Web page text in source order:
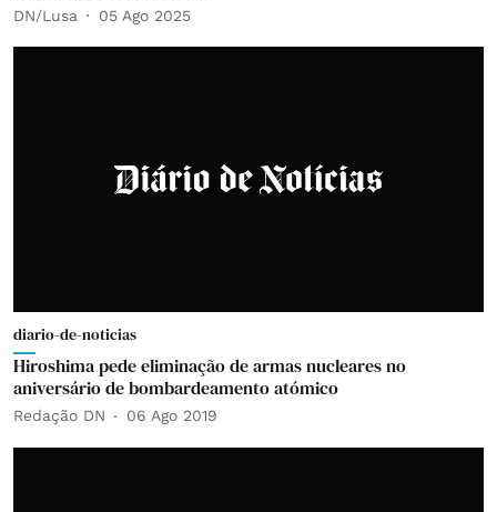
DN/Lusa 05 Ago 2025
diario-de-noticias
Hiroshima pede eliminação de armas nucleares no
aniversário de bombardeamento atómico
Redação DN 06 Ago 2019